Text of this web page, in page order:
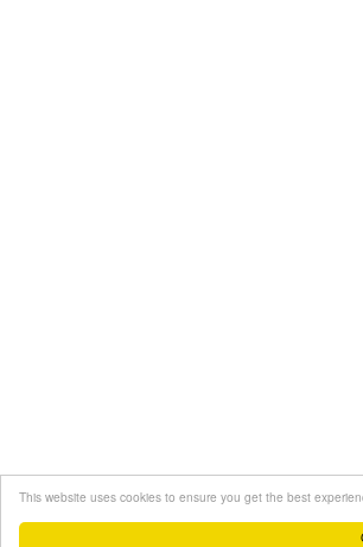
This website uses cookies to ensure you get the best